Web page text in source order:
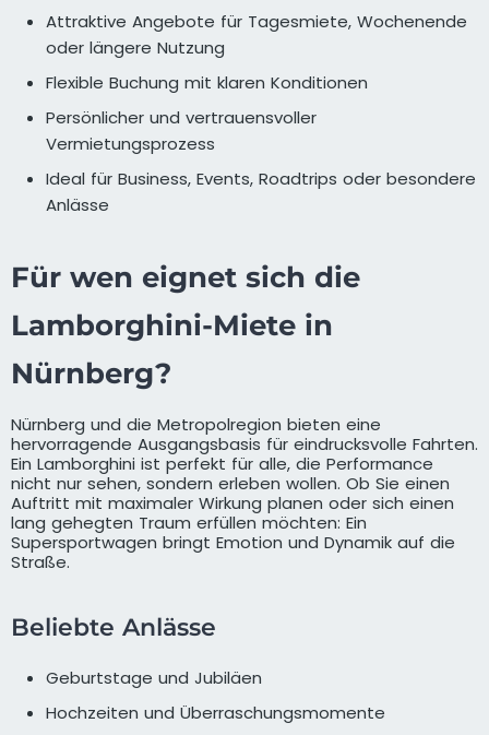
Attraktive Angebote für Tagesmiete, Wochenende
oder längere Nutzung
Flexible Buchung mit klaren Konditionen
Persönlicher und vertrauensvoller
Vermietungsprozess
Ideal für Business, Events, Roadtrips oder besondere
Anlässe
Für wen eignet sich die
Lamborghini-Miete in
Nürnberg?
Nürnberg und die Metropolregion bieten eine
hervorragende Ausgangsbasis für eindrucksvolle Fahrten.
Ein Lamborghini ist perfekt für alle, die Performance
nicht nur sehen, sondern erleben wollen. Ob Sie einen
Auftritt mit maximaler Wirkung planen oder sich einen
lang gehegten Traum erfüllen möchten: Ein
Supersportwagen bringt Emotion und Dynamik auf die
Straße.
Beliebte Anlässe
Geburtstage und Jubiläen
Hochzeiten und Überraschungsmomente